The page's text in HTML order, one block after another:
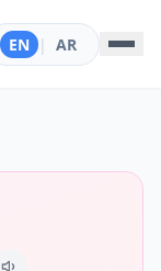
EN | AR